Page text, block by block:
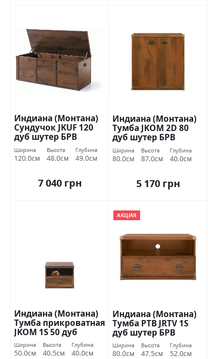
Индиана (Монтана)
Сундучок JKUF 120
дуб шутер БРВ
Украина
Ширина
120.0см
Высота
48.0см
Глубина
49.0см
7 040 грн
Индиана (Монтана)
Тумба JKOM 2D 80
дуб шутер БРВ
Украина
Ширина
80.0см
Высота
87.0см
Глубина
40.0см
5 170 грн
Индиана (Монтана)
Тумба прикроватная
JKOM 1S 50 дуб
шутер БРВ Украина
Ширина
50.0см
Высота
40.5см
Глубина
40.0см
АКЦИЯ
Индиана (Монтана)
Тумба РТВ JRTV 1S
дуб шутер БРВ
Украина
Ширина
80.0см
Высота
47.5см
Глубина
52.0см